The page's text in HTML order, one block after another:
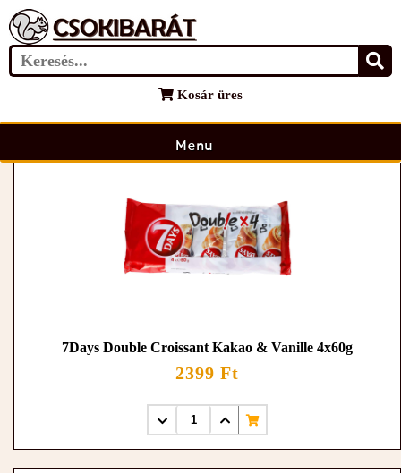
Kosár üres
Menu
VISSZA 1 TOVÁBB
7Days Double Croissant Kakao & Vanille 4x60g
2399 Ft